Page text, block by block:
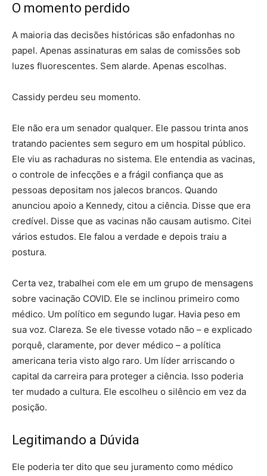
O momento perdido
A maioria das decisões históricas são enfadonhas no
papel. Apenas assinaturas em salas de comissões sob
luzes fluorescentes. Sem alarde. Apenas escolhas.
Cassidy perdeu seu momento.
Ele não era um senador qualquer. Ele passou trinta anos
tratando pacientes sem seguro em um hospital público.
Ele viu as rachaduras no sistema. Ele entendia as vacinas,
o controle de infecções e a frágil confiança que as
pessoas depositam nos jalecos brancos. Quando
anunciou apoio a Kennedy, citou a ciência. Disse que era
credível. Disse que as vacinas não causam autismo. Citei
vários estudos. Ele falou a verdade e depois traiu a
postura.
Certa vez, trabalhei com ele em um grupo de mensagens
sobre vacinação COVID. Ele se inclinou primeiro como
médico. Um político em segundo lugar. Havia peso em
sua voz. Clareza. Se ele tivesse votado não – e explicado
porquê, claramente, por dever médico – a política
americana teria visto algo raro. Um líder arriscando o
capital da carreira para proteger a ciência. Isso poderia
ter mudado a cultura. Ele escolheu o silêncio em vez da
posição.
Legitimando a Dúvida
Ele poderia ter dito que seu juramento como médico